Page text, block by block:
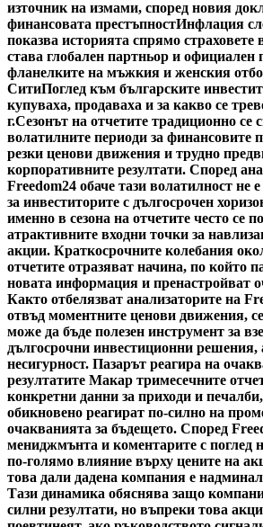
източник на измами, според новия
финансовата престъпностИнфлация
показва историята спрямо страховете
става глобален партньор и официален
фланелките на мъжкия и женския
СитиПоглед към българските
купуваха, продаваха и за какво се
г.Сезонът на отчетите традиционно се
волатилните периоди за финансовите
резки ценови движения и трудно
корпоративните резултати. Според
Freedom24 обаче тази волатилност не
за инвеститорите с дългосрочен
именно в сезона на отчетите често се
атрактивните входни точки за
акции. Краткосрочните колебания
отчетите отразяват начина, по който
новата информация и пренастройват
Както отбелязват анализаторите на
отвъд моментните ценови движения,
може да бъде полезен инструмент за
дългосрочни инвестиционни решения,
несигурност. Пазарът реагира на
резултатите Макар тримесечните
конкретни данни за приходи и
обикновено реагират по-силно на
очакванията за бъдещето. Според
мениджмънта и коментарите с поглед
по-голямо влияние върху цените на
това дали дадена компания е
Тази динамика обяснява защо
силни резултати, но въпреки това